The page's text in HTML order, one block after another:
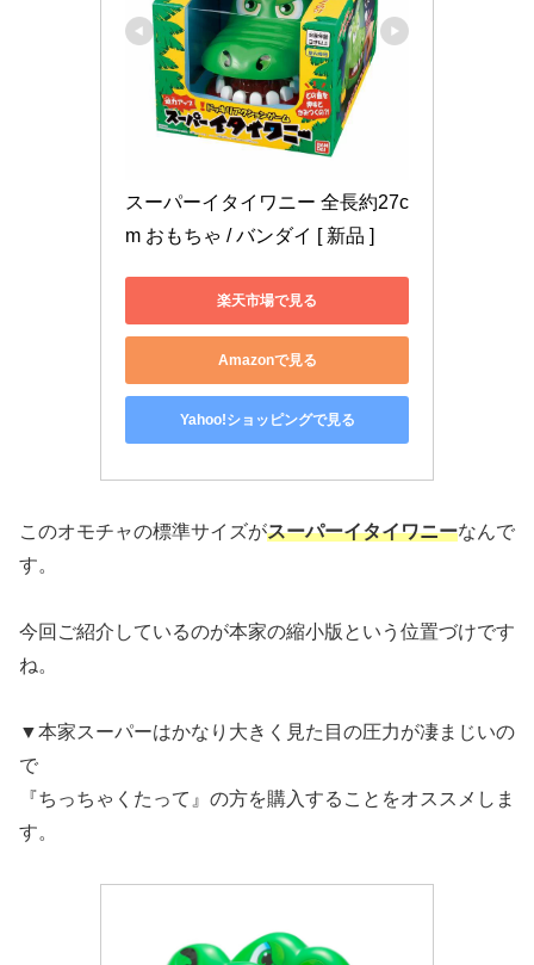
スーパーイタイワニー 全長約27c
m おもちゃ / バンダイ [ 新品 ]
楽天市場で見る
Amazonで見る
Yahoo!ショッピングで見る
このオモチャの標準サイズがスーパーイタイワニーなんで
す。
今回ご紹介しているのが本家の縮小版という位置づけです
ね。
▼本家スーパーはかなり大きく見た目の圧力が凄まじいの
で
『ちっちゃくたって』の方を購入することをオススメしま
す。